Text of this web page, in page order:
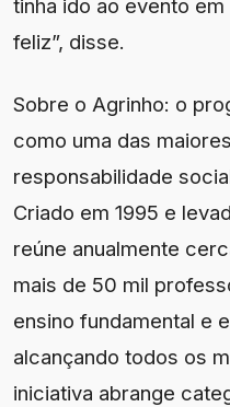
tinha ido ao evento
feliz”, disse.
Sobre o Agrinho: o
como uma das
responsabilidade
Criado em 1995 e
reúne anualmente
mais de 50 mil
ensino fundamental e
alcançando todos os
iniciativa abrange